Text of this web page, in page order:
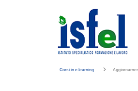
Istituto
Corsi in e-learning